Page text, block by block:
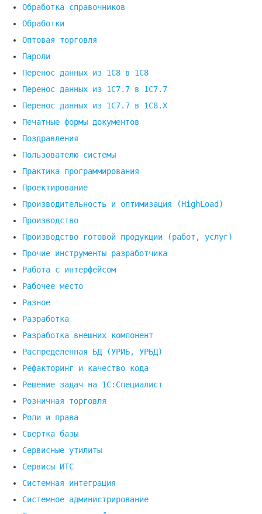
Обработка справочников
Обработки
Оптовая торговля
Пароли
Перенос данных из 1C8 в 1C8
Перенос данных из 1С7.7 в 1C7.7
Перенос данных из 1С7.7 в 1C8.X
Печатные формы документов
Поздравления
Пользователю системы
Практика программирования
Проектирование
Производительность и оптимизация (HighLoad)
Производство
Производство готовой продукции (работ, услуг)
Прочие инструменты разработчика
Работа с интерфейсом
Рабочее место
Разное
Разработка
Разработка внешних компонент
Распределенная БД (УРИБ, УРБД)
Рефакторинг и качество кода
Решение задач на 1С:Специалист
Розничная торговля
Роли и права
Свертка базы
Сервисные утилиты
Сервисы ИТС
Системная интеграция
Системное администрирование